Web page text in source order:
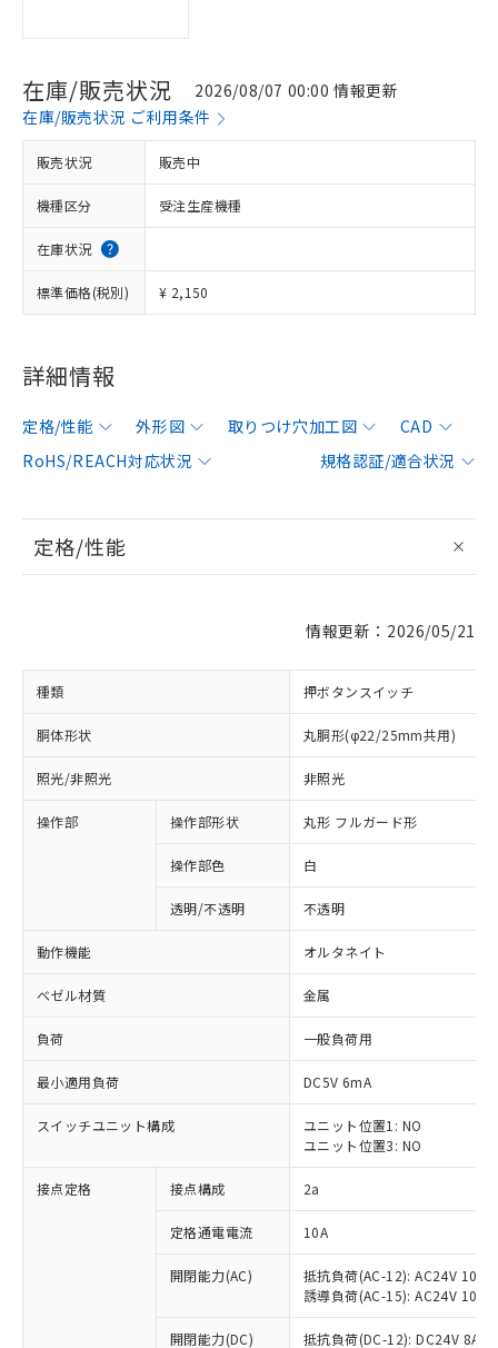
在庫/販売状況
2026/08/07 00:00 情報更新
在庫/販売状況 ご利用条件
販売状況 販売中
機種区分 受注生産機種
在庫状況
標準価格(税別) ¥ 2,150
詳細情報
定格/性能 外形図 取りつけ穴加工図
CAD
RoHS/REACH対応状況
規格認証/適合状況
定格/性能
情報更新：2026/05/21
種類 押ボタンスイッチ
胴体形状 丸胴形(φ22/25mm共用)
照光/非照光 非照光
操作部 操作部形状 丸形 フルガード形
操作部色 白
透明/不透明 不透明
動作機能 オルタネイト
ベゼル材質 金属
負荷 一般負荷用
最小適用負荷 DC5V 6mA
スイッチユニット構成
ユニット位置1: NO
ユニット位置3: NO
接点定格 接点構成 2a
定格通電電流 10A
開閉能力(AC)
抵抗負荷(AC-12): AC24V 10A/
誘導負荷(AC-15): AC24V
開閉能力(DC) 抵抗負荷(DC-12): DC24V 8A/
ご利用条件
※1 対応状況
対応済み：EU RoHS指令（10物質）の
非含有に対応した製品が提供可能な商品で
対応予定：EU RoHS指令（10物質）の非含
有に対応した製品に切り替える予定のある